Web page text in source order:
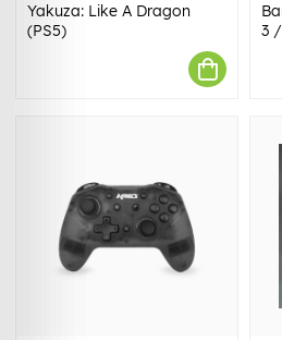
Yakuza: Like A Dragon
(PS5)
3